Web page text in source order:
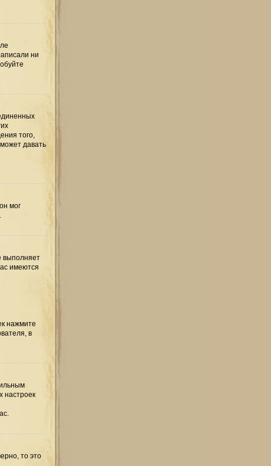
ни
того,
давать
мог
выполняет
имеются
нажмите
в
настроек
то это